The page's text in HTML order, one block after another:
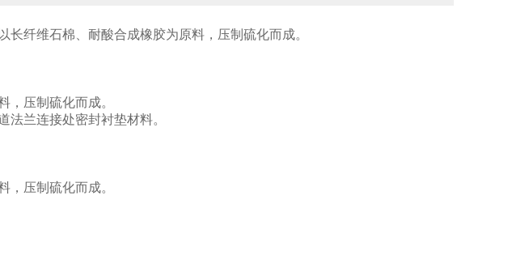
长纤维石棉、耐酸合成橡胶为原料，压制硫化而成。
，压制硫化而成。
法兰连接处密封衬垫材料。
，压制硫化而成。